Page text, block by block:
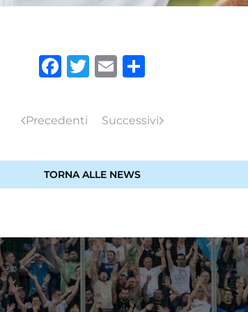
Facebook
Twitter
Email
Precedenti Successivi
TORNA ALLE NEWS